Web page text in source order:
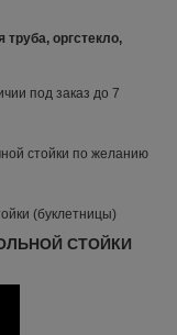
труба, оргстекло,
под заказ до 7
стойки по желанию
(буклетницы)
СТОЙКИ